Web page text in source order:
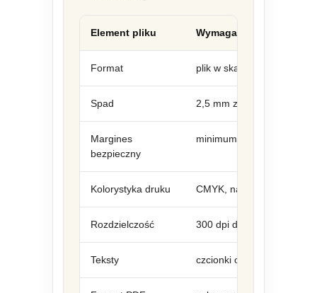
Element pliku Wymaganie
Format plik w skali 1:1, zgodny z
Spad 2,5 mm z każdej strony,
Margines
bezpieczny
minimum 3 mm od
Kolorystyka druku CMYK, najlepiej profil
Rozdzielczość 300 dpi dla grafik
Teksty czcionki osadzone w pliku